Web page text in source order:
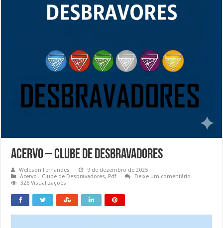
Acervo – Clube de Desbravadores
Weleson Fernandes
9 de dezembro de 2025
Acervo - Clube de Desbravadores, Pdf
Deixe um comentário
326 Visualizações